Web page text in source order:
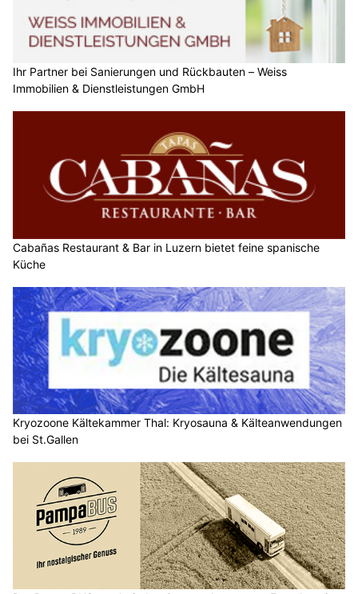
Ihr Partner bei Sanierungen und Rückbauten – Weiss
Immobilien & Dienstleistungen GmbH
Cabañas Restaurant & Bar in Luzern bietet feine spanische
Küche
Kryozoone Kältekammer Thal: Kryosauna & Kälteanwendungen
bei St.Gallen